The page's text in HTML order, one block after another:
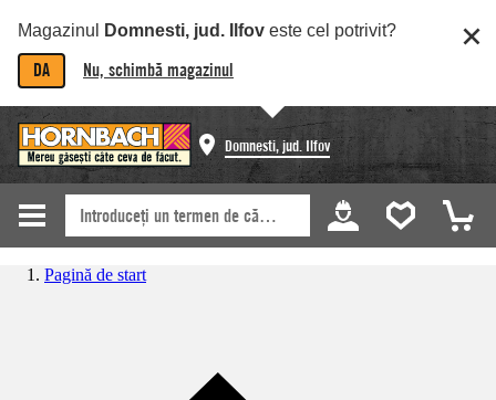
Magazinul Domnesti, jud. Ilfov este cel potrivit?
DA Nu, schimbă magazinul
Domnesti, jud. Ilfov
Pagină de start